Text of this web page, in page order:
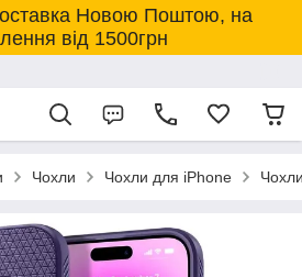
Новою Поштою, на
від 1500грн
Чохли Чохли для iPhone